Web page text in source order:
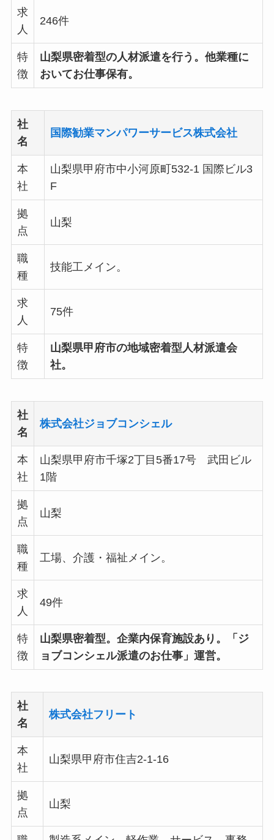
求
人
246件
特
徴
山梨県密着型の人材派遣を行う。他業種に
おいてお仕事保有。
社
名
国際勧業マンパワーサービス株式会社
本
社
山梨県甲府市中小河原町532-1 国際ビル3
F
拠
点
山梨
職
種
技能工メイン。
求
人
75件
特
徴
山梨県甲府市の地域密着型人材派遣会
社。
社
名
株式会社ジョブコンシェル
本
社
山梨県甲府市千塚2丁目5番17号 武田ビル
1階
拠
点
山梨
職
種
工場、介護・福祉メイン。
求
人
49件
特
徴
山梨県密着型。企業内保育施設あり。「ジ
ョブコンシェル派遣のお仕事」運営。
社
名
株式会社フリート
本
社
山梨県甲府市住吉2-1-16
拠
点
山梨